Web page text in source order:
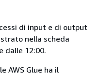
di input e di output
nella scheda
dalle 12:00.
AWS Glue ha il